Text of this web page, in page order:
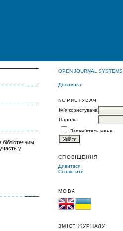
OPEN JOURNAL SYSTEMS
Допомога
КОРИСТУВАЧ
Ім'я користувача
Пароль
Запам'ятати мене
СПОВІЩЕННЯ
Дивитися
Сповістити
МОВА
ЗМІСТ ЖУРНАЛУ
у